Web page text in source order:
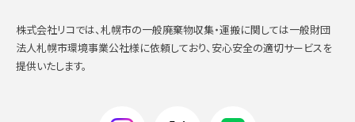
株式会社リコでは、札幌市の一般廃棄物収集・運搬に関しては一般財団
法人札幌市環境事業公社様に依頼しており、安心安全の適切サービスを
提供いたします。